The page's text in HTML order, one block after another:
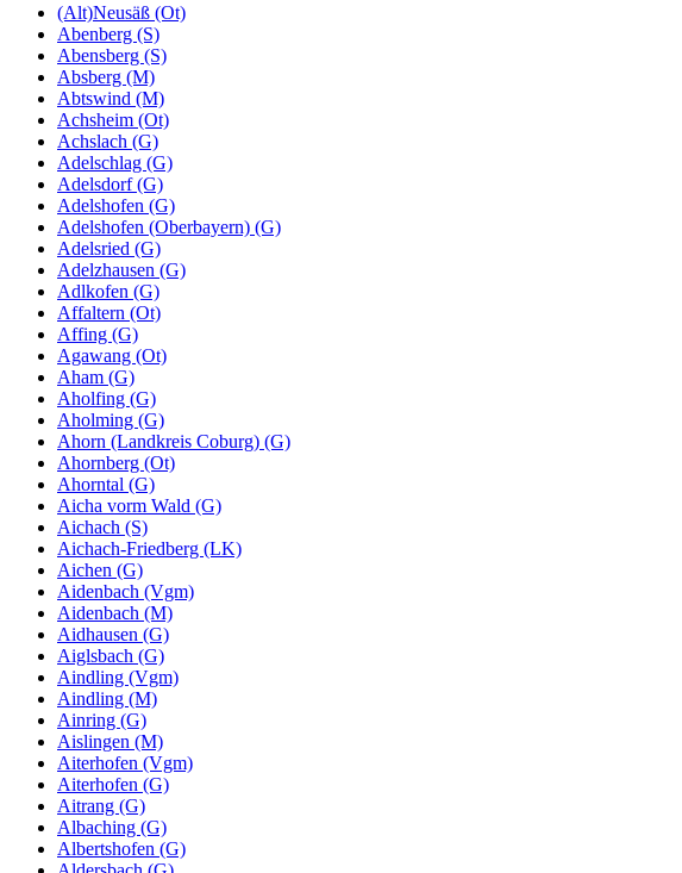
(Alt)Neusäß (Ot)
Abenberg (S)
Abensberg (S)
Absberg (M)
Abtswind (M)
Achsheim (Ot)
Achslach (G)
Adelschlag (G)
Adelsdorf (G)
Adelshofen (G)
Adelshofen (Oberbayern) (G)
Adelsried (G)
Adelzhausen (G)
Adlkofen (G)
Affaltern (Ot)
Affing (G)
Agawang (Ot)
Aham (G)
Aholfing (G)
Aholming (G)
Ahorn (Landkreis Coburg) (G)
Ahornberg (Ot)
Ahorntal (G)
Aicha vorm Wald (G)
Aichach (S)
Aichach-Friedberg (LK)
Aichen (G)
Aidenbach (Vgm)
Aidenbach (M)
Aidhausen (G)
Aiglsbach (G)
Aindling (Vgm)
Aindling (M)
Ainring (G)
Aislingen (M)
Aiterhofen (Vgm)
Aiterhofen (G)
Aitrang (G)
Albaching (G)
Albertshofen (G)